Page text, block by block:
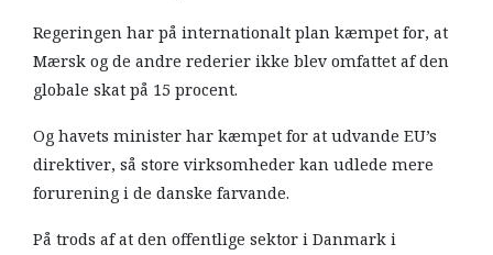
Regeringen har på internationalt plan kæmpet for, at
Mærsk og de andre rederier ikke blev omfattet af den
globale skat på 15 procent.
Og havets minister har kæmpet for at udvande EU’s
direktiver, så store virksomheder kan udlede mere
forurening i de danske farvande.
På trods af at den offentlige sektor i Danmark i